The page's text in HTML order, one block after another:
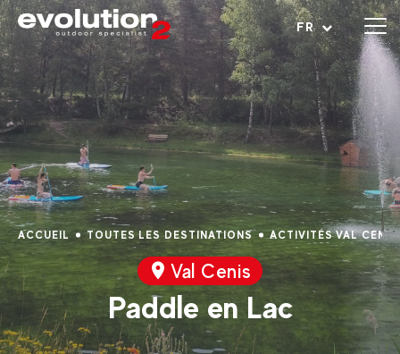
FR
Ouvrir le menu
ACCUEIL TOUTES LES DESTINATIONS ACTIVITÉS VAL CENIS
Val Cenis
Paddle en Lac